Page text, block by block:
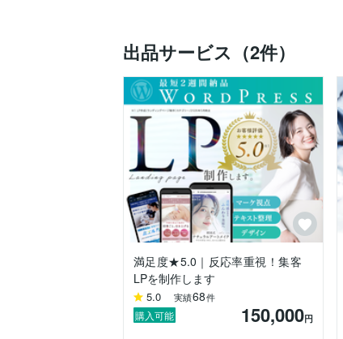
ぜひご検討ください＾＾
■納期について
内容により約14日ほどです。
■公開後の改善もサポート
ご希望の方には、ヒートマップツ
※公開後1か月以内を目安に、改善ポ
※大幅なレイアウト変更・デザイン
■はじめての方も安心
方向性が決まっていない段階でも大丈
ヒアリングを通して整理しながら進め
また、
「サーバーやドメインのことがよく分
「LP公開までまとめてお願いしたい」
出品サービス（2件）
満足度★5.0｜反応率重視！集客
LPを制作します
5.0 実績68件
購入可能 150,000円